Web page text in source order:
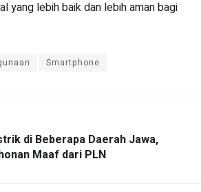
yang lebih baik dan lebih aman bagi
Smartphone
di Beberapa Daerah Jawa,
Maaf dari PLN